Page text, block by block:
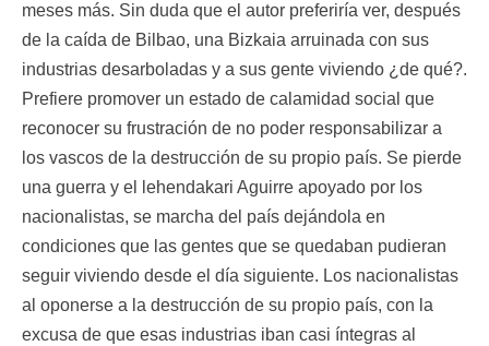
meses más. Sin duda que el autor preferiría ver, después
de la caída de Bilbao, una Bizkaia arruinada con sus
industrias desarboladas y a sus gente viviendo ¿de qué?.
Prefiere promover un estado de calamidad social que
reconocer su frustración de no poder responsabilizar a
los vascos de la destrucción de su propio país. Se pierde
una guerra y el lehendakari Aguirre apoyado por los
nacionalistas, se marcha del país dejándola en
condiciones que las gentes que se quedaban pudieran
seguir viviendo desde el día siguiente. Los nacionalistas
al oponerse a la destrucción de su propio país, con la
excusa de que esas industrias iban casi íntegras al